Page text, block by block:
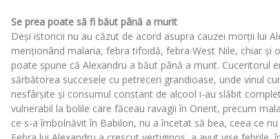
Se prea poate să fi băut până a murit
Deși istoricii nu au căzut de acord asupra cauzei morții lui
menționând malaria, febra tifoidă, febra West Nile, chiar și
poate spune că Alexandru a băut până a murit. Cuceritorul
sărbătorea succesele cu petreceri grandioase, unde vinul
nesfârșite și consumul constant de alcool i-au slăbit
vulnerabil la bolile care făceau ravagii în Orient, precum
ce s-a îmbolnăvit în Babilon, nu a încetat să bea, ceea ce